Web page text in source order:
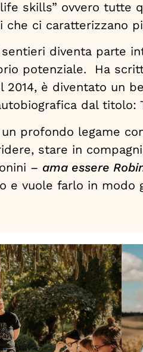
skills” ovvero tutte
che ci caratterizzano
sentieri diventa parte
potenziale. Ha
2014, è diventato un
dal titolo:
profondo legame
stare in
– ama essere
e vuole farlo in modo